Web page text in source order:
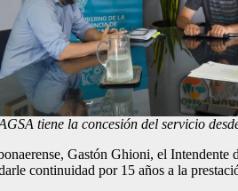
tiene la concesión del servicio
Gastón Ghioni, el
continuidad por 15 años a la